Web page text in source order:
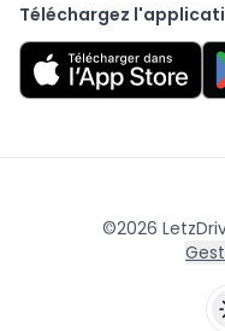
Téléchargez
©2026